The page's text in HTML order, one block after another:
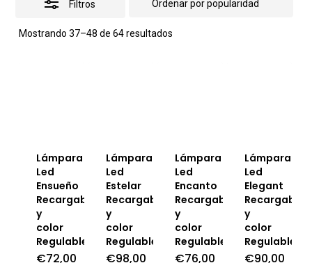
Filtros
Mostrando 37–48 de 64 resultadosOrdenado
Lámpara
Led
Ensueño
Recargable
y
color
Regulable
€72,00
Lámpara
Led
Estelar
Recargable
y
color
Regulable
€98,00
Lámpara
Led
Encanto
Recargable
y
color
Regulable
€76,00
Lámpara
Led
Elegant
Recargable
y
color
Regulable
€90,00